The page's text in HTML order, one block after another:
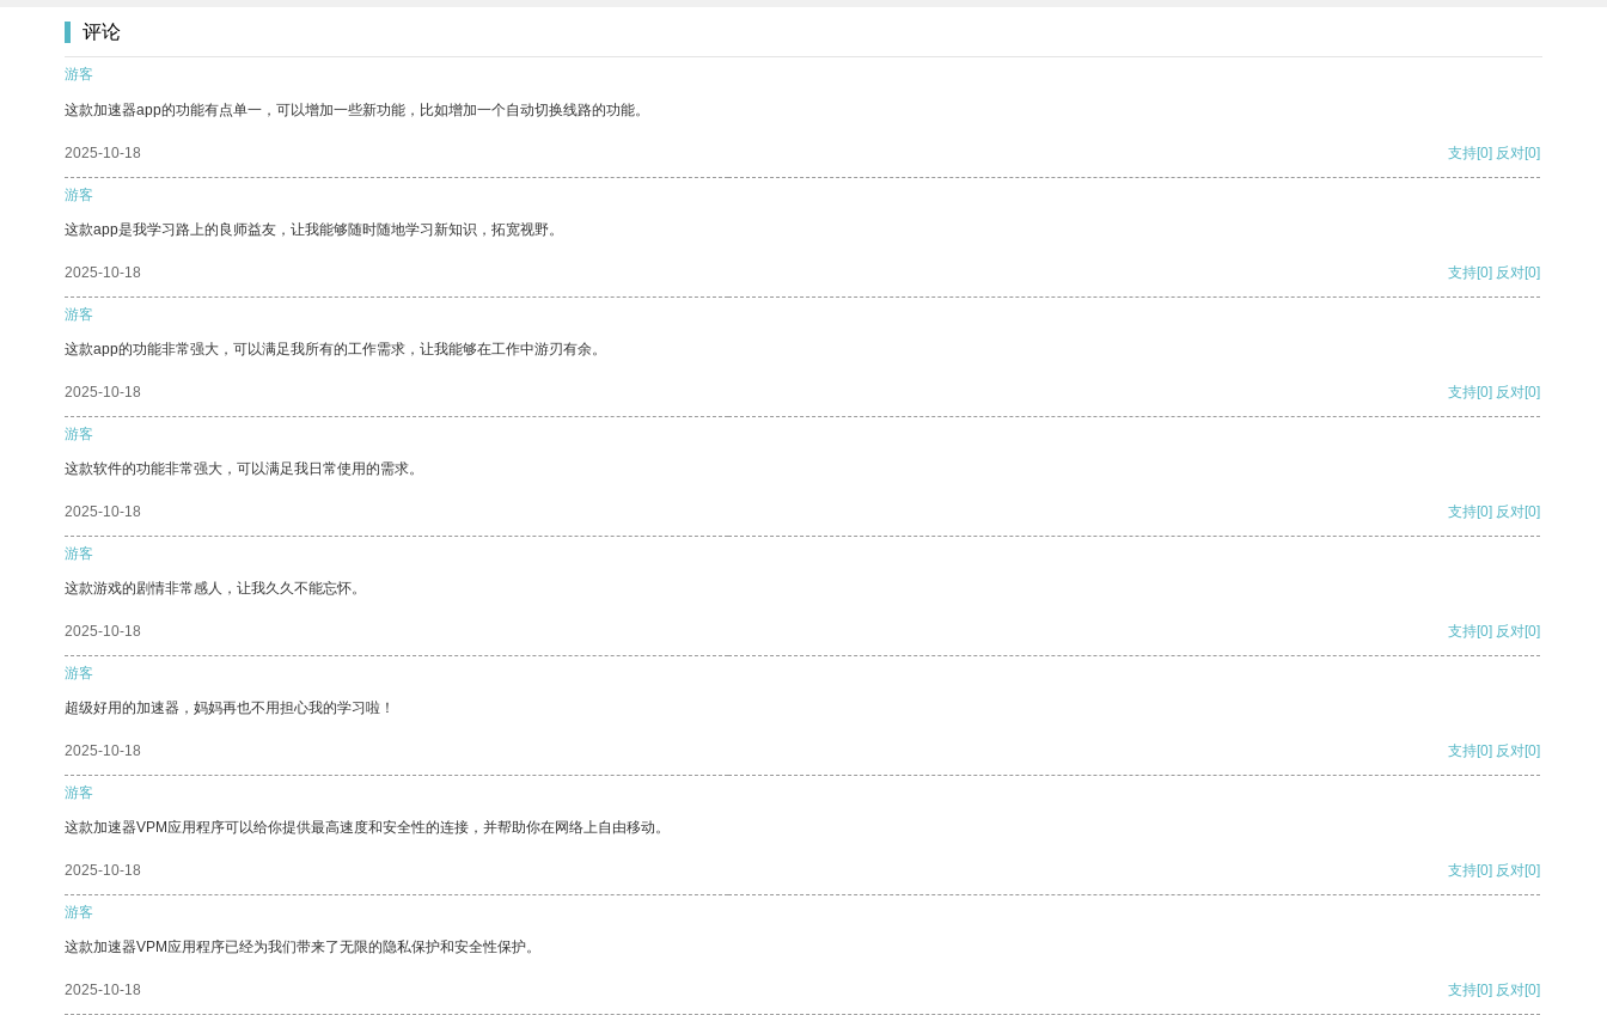
评论
游客
这款加速器app的功能有点单一，可以增加一些新功能，比如增加一个自动切换线路的功能。
2025-10-18 支持[0] 反对[0]
游客
这款app是我学习路上的良师益友，让我能够随时随地学习新知识，拓宽视野。
2025-10-18 支持[0] 反对[0]
游客
这款app的功能非常强大，可以满足我所有的工作需求，让我能够在工作中游刃有余。
2025-10-18 支持[0] 反对[0]
游客
这款软件的功能非常强大，可以满足我日常使用的需求。
2025-10-18 支持[0] 反对[0]
游客
这款游戏的剧情非常感人，让我久久不能忘怀。
2025-10-18 支持[0] 反对[0]
游客
超级好用的加速器，妈妈再也不用担心我的学习啦！
2025-10-18 支持[0] 反对[0]
游客
这款加速器VPM应用程序可以给你提供最高速度和安全性的连接，并帮助你在网络上自由移动。
2025-10-18 支持[0] 反对[0]
游客
这款加速器VPM应用程序已经为我们带来了无限的隐私保护和安全性保护。
2025-10-18 支持[0] 反对[0]